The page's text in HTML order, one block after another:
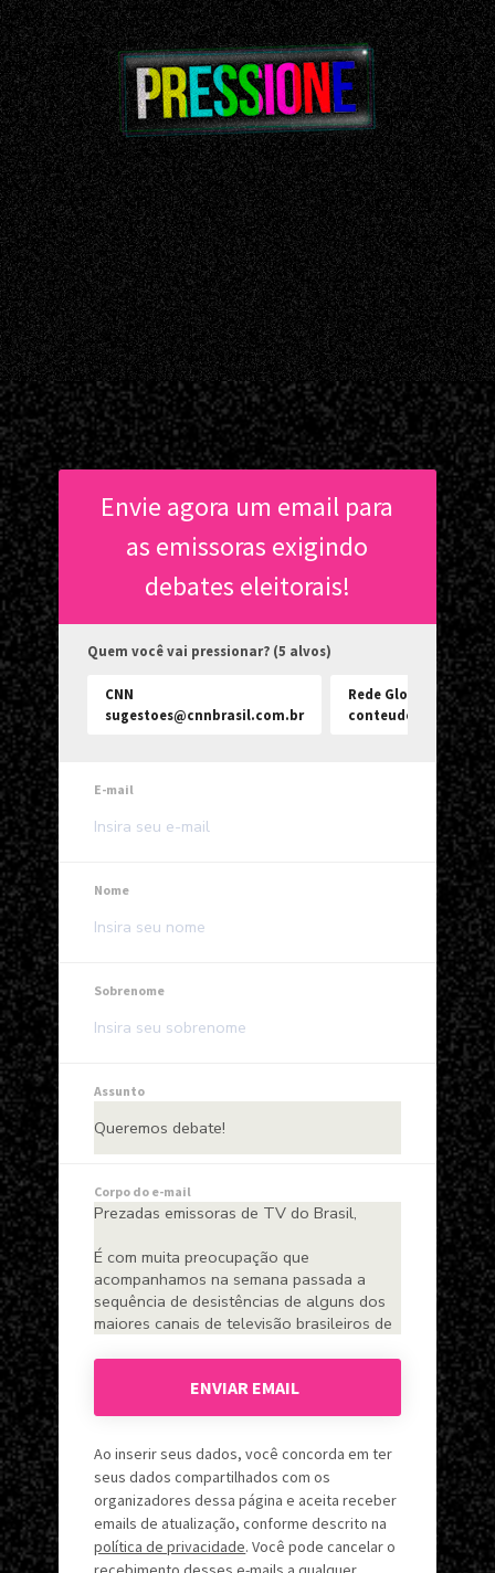
Envie agora um email para
as emissoras exigindo
debates eleitorais!
Quem você vai pressionar? (5 alvos)
CNN
sugestoes@cnnbrasil.com.br
Rede Globo
E-mail
Nome
Sobrenome
Assunto
Corpo do e-mail
ENVIAR EMAIL
Ao inserir seus dados, você concorda em ter
seus dados compartilhados com os
organizadores dessa página e aceita receber
emails de atualização, conforme descrito na
política de privacidade. Você pode cancelar o